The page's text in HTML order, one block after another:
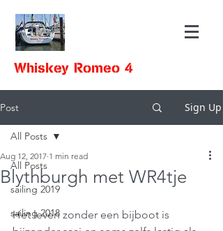
Whiskey Romeo 4
Post Sign Up
All Posts
sailing 2019
sailing 2018
All Posts
Blythburgh met WR4tje
Aug 12, 2017 1 min read
Het leven zonder een bijboot is